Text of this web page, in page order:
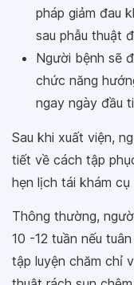
pháp giảm đau
sau phẫu thuật
Người bệnh sẽ
chức năng
ngay ngày đầu
Sau khi xuất viện,
tiết về cách tập
hẹn lịch tái khám
Thông thường,
10 -12 tuần nếu
tập luyện chăm chỉ